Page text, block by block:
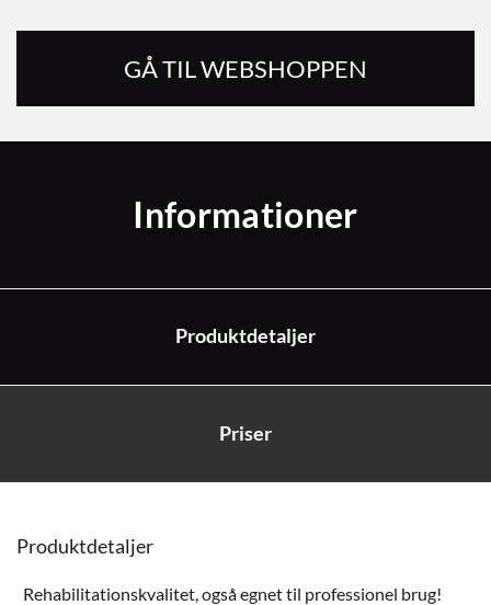
GÅ TIL WEBSHOPPEN
Informationer
Produktdetaljer
Priser
Produktdetaljer
Rehabilitationskvalitet, også egnet til professionel brug!